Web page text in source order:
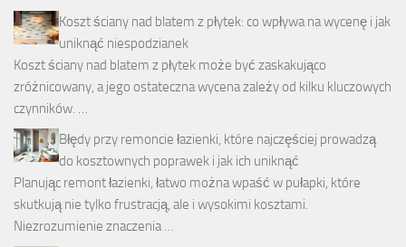
Koszt ściany nad blatem z płytek: co wpływa na wycenę i jak
uniknąć niespodzianek
Koszt ściany nad blatem z płytek może być zaskakująco
zróżnicowany, a jego ostateczna wycena zależy od kilku kluczowych
czynników. …
Błędy przy remoncie łazienki, które najczęściej prowadzą
do kosztownych poprawek i jak ich uniknąć
Planując remont łazienki, łatwo można wpaść w pułapki, które
skutkują nie tylko frustracją, ale i wysokimi kosztami.
Niezrozumienie znaczenia …